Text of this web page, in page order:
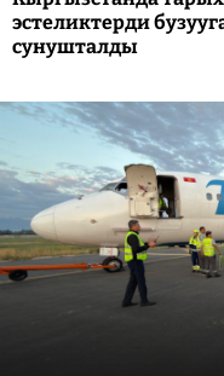
эстеликтерди
сунушталды